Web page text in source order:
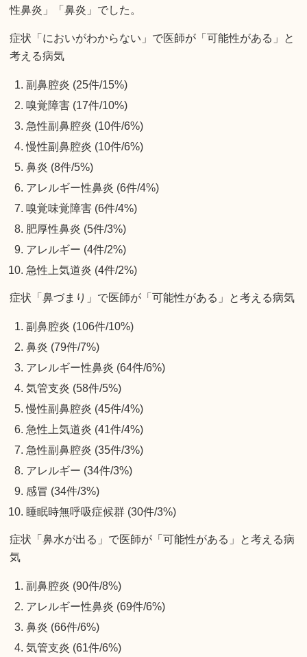
性鼻炎」「鼻炎」でした。
症状「においがわからない」で医師が「可能性がある」と
考える病気
副鼻腔炎 (25件/15%)
嗅覚障害 (17件/10%)
急性副鼻腔炎 (10件/6%)
慢性副鼻腔炎 (10件/6%)
鼻炎 (8件/5%)
アレルギー性鼻炎 (6件/4%)
嗅覚味覚障害 (6件/4%)
肥厚性鼻炎 (5件/3%)
アレルギー (4件/2%)
急性上気道炎 (4件/2%)
症状「鼻づまり」で医師が「可能性がある」と考える病気
副鼻腔炎 (106件/10%)
鼻炎 (79件/7%)
アレルギー性鼻炎 (64件/6%)
気管支炎 (58件/5%)
慢性副鼻腔炎 (45件/4%)
急性上気道炎 (41件/4%)
急性副鼻腔炎 (35件/3%)
アレルギー (34件/3%)
感冒 (34件/3%)
睡眠時無呼吸症候群 (30件/3%)
症状「鼻水が出る」で医師が「可能性がある」と考える病
気
副鼻腔炎 (90件/8%)
アレルギー性鼻炎 (69件/6%)
鼻炎 (66件/6%)
気管支炎 (61件/6%)